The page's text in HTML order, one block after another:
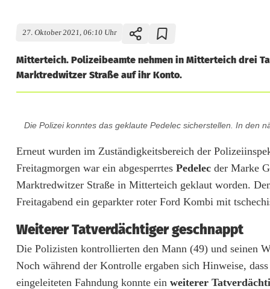
27. Oktober 2021, 06:10 Uhr
Mitterteich. Polizeibeamte nehmen in Mitterteich drei
Marktredwitzer Straße auf ihr Konto.
k
l
a
u
t
e
Die Polizei konntes das geklaute Pedelec sicherstellen. In den
Erneut wurden im Zuständigkeitsbereich der
Freitagmorgen war ein abgesperrtes Pedelec der Marke
Marktredwitzer Straße in Mitterteich geklaut worden.
Freitagabend ein geparkter roter Ford Kombi mit
Weiterer Tatverdächtiger geschnappt
Die Polizisten kontrollierten den Mann (49) und seinen
Noch während der Kontrolle ergaben sich Hinweise,
eingeleiteten Fahndung konnte ein weiterer